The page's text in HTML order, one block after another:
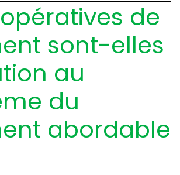
de
sont-elles
au
du
abordable